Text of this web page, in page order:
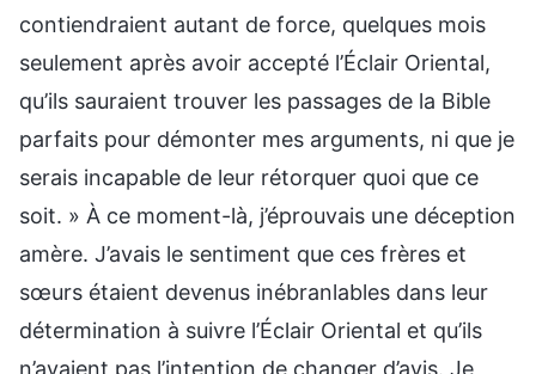
contiendraient autant de force, quelques mois
seulement après avoir accepté l’Éclair Oriental,
qu’ils sauraient trouver les passages de la Bible
parfaits pour démonter mes arguments, ni que je
serais incapable de leur rétorquer quoi que ce
soit. » À ce moment-là, j’éprouvais une déception
amère. J’avais le sentiment que ces frères et
sœurs étaient devenus inébranlables dans leur
détermination à suivre l’Éclair Oriental et qu’ils
n’avaient pas l’intention de changer d’avis. Je